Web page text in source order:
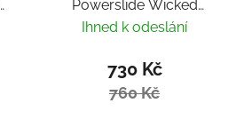
Powerslide Wicked
Hardcore Tool
Ihned k odeslání
730 Kč
760 Kč